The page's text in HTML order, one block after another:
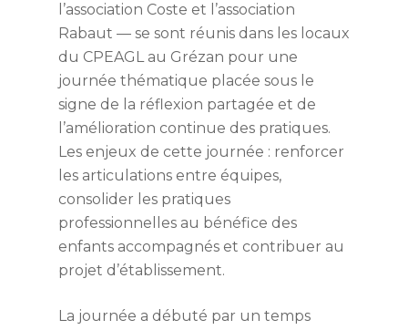
l’association Coste et l’association
Rabaut — se sont réunis dans les locaux
du CPEAGL au Grézan pour une
journée thématique placée sous le
signe de la réflexion partagée et de
l’amélioration continue des pratiques.
Les enjeux de cette journée : renforcer
les articulations entre équipes,
consolider les pratiques
professionnelles au bénéfice des
enfants accompagnés et contribuer au
projet d’établissement.
La journée a débuté par un temps